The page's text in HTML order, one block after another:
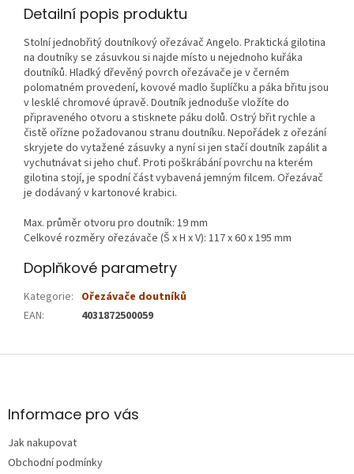
Detailní popis produktu
Stolní jednobřitý doutníkový ořezávač Angelo. Praktická gilotina
na doutníky se zásuvkou si najde místo u nejednoho kuřáka
doutníků. Hladký dřevěný povrch ořezávače je v černém
polomatném provedení, kovové madlo šuplíčku a páka břitu jsou
v lesklé chromové úpravě. Doutník jednoduše vložíte do
připraveného otvoru a stisknete páku dolů. Ostrý břit rychle a
čistě ořízne požadovanou stranu doutníku. Nepořádek z ořezání
skryjete do vytažené zásuvky a nyní si jen stačí doutník zapálit a
vychutnávat si jeho chuť. Proti poškrábání povrchu na kterém
gilotina stojí, je spodní část vybavená jemným filcem. Ořezávač
je dodávaný v kartonové krabici.
Max. průměr otvoru pro doutník: 19 mm
Celkové rozměry ořezávače (Š x H x V): 117 x 60 x 195 mm
Doplňkové parametry
Kategorie: Ořezávače doutníků
EAN: 4031872500059
Z
aInformace pro vás
Jak nakupovat
Obchodní podmínky